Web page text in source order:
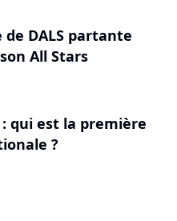
DALS partante
All Stars
qui est la première
?